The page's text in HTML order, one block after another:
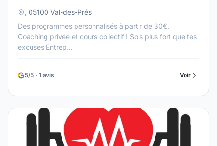
, 05100 Val-des-Prés
Des programmes personnalisés à partir de 30€,
Coaching privée et cours collectif ! Sois plus fort que tes
excuses Entrep...
5/5 · 1 avis Voir